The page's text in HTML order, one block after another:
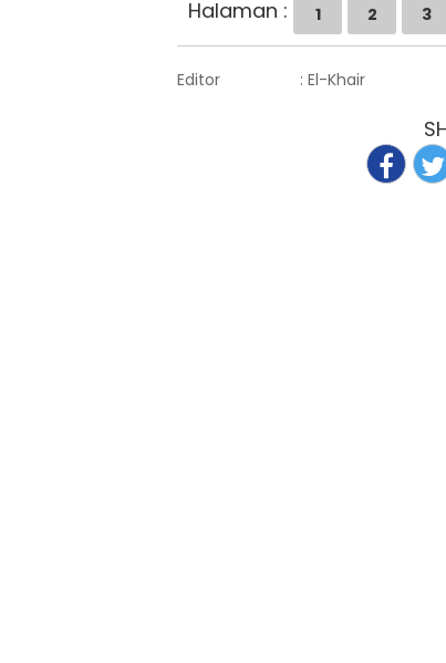
Halaman : 1 2 3
Editor : El-Khair